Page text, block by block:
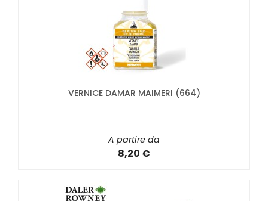
VERNICE DAMAR MAIMERI (664)
A partire da
8,20 €